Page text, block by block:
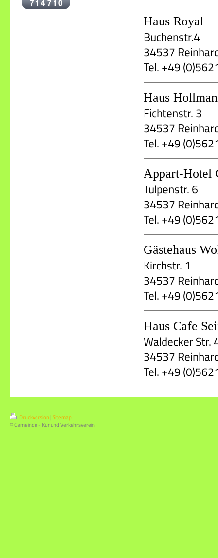
Haus Royal
Buchenstr.4
34537
Tel. +49
Haus
Fichtenstr. 3
34537
Tel. +49
Appart-Hotel
Tulpenstr. 6
34537
Tel. +49
Gästehaus
Kirchstr. 1
34537
Tel. +49
Haus Cafe
Waldecker Str.
34537
Tel. +49
Druckversion |Sitemap
© Gemeinde - Kur und Verkehrsverein